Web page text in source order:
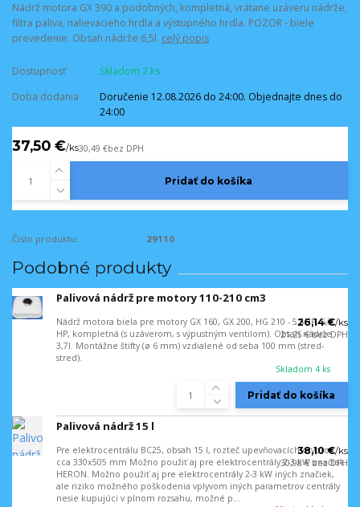
Nádrž motora GX 390 a podobných, kompletná, vrátane uzáveru nádrže,
filtra paliva, nalievacieho hrdla a výstupného hrdla. POZOR - biele
prevedenie. Obsah nádrže 6,5l. celý popis
Dostupnosť
Skladom 2 ks
Doba dodania
Doručenie 12.08.2026 do 24:00. Objednajte dnes do
24:00
37,50 €/ks30,49 €bez DPH
Pridať do košíka
Číslo produktu: 29110
Podobné produkty
Palivová nádrž pre motory 110-210 cm3
Nádrž motora biela pre motory GX 160, GX 200, HG 210 - 5,5HP, 6,5
HP, kompletná (s uzáverom, s výpustným ventilom). Obsah nádrže
3,7l. Montážne štifty (ø 6 mm) vzdialené od seba 100 mm (stred-
stred).
26,14 €/ks
21,25 €bez DPH
Skladom 4 ks
Pridať do košíka
Palivová nádrž 15 l
Pre elektrocentrálu BC25, obsah 15 l, rozteč upevňovacích otvorov
cca 330x505 mm Možno použiť aj pre elektrocentrály 2-3 kW značiek
HERON. Možno použiť aj pre elektrocentrály 2-3 kW iných značiek,
ale riziko možného poškodenia vplyvom iných parametrov centrály
nesie kupujúci v plnom rozsahu, možné p...
38,10 €/ks
30,98 € bez DPH